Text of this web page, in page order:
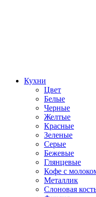
Кухни
Цвет
Белые
Черные
Желтые
Красные
Зеленые
Серые
Бежевые
Глянцевые
Кофе с
Металлик
Слоновая